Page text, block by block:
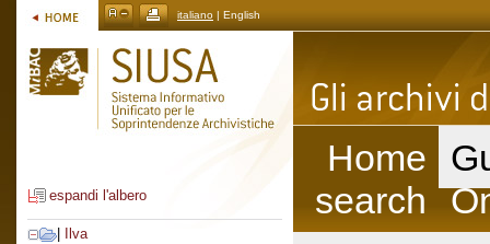
italiano | English
espandi l'albero
Ilva
Home
search